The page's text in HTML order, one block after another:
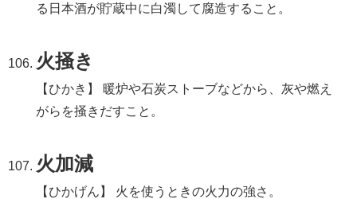
る日本酒が貯蔵中に白濁して腐造すること。
火掻き
【ひかき】 暖炉や石炭ストーブなどから、灰や燃え
がらを掻きだすこと。
火加減
【ひかげん】 火を使うときの火力の強さ。